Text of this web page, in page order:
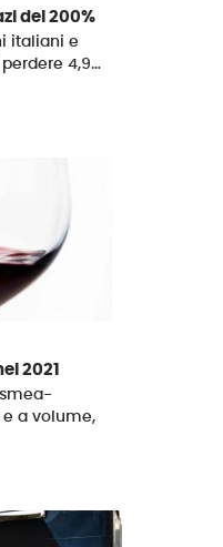
del 200%
italiani e
perdere 4,9…
2021
a volume,